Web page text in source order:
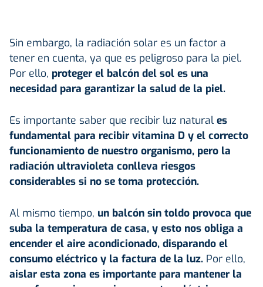
Sin embargo, la radiación solar es un factor a
tener en cuenta, ya que es peligroso para la piel.
Por ello, proteger el balcón del sol es una
necesidad para garantizar la salud de la piel.
Es importante saber que recibir luz natural es
fundamental para recibir vitamina D y el correcto
funcionamiento de nuestro organismo, pero la
radiación ultravioleta conlleva riesgos
considerables si no se toma protección.
Al mismo tiempo, un balcón sin toldo provoca que
suba la temperatura de casa, y esto nos obliga a
encender el aire acondicionado, disparando el
consumo eléctrico y la factura de la luz. Por ello,
aislar esta zona es importante para mantener la